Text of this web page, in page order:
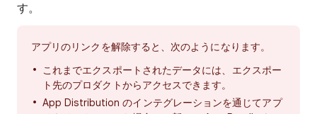
す。
アプリのリンクを解除すると、次のようになります。
これまでエクスポートされたデータには、エクスポー
ト先のプロダクトからアクセスできます。
App Distribution のインテグレーションを通じてアプ